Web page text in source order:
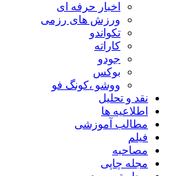
اخبار حرفه ای
ورزش های رزمی
تکواندو
کاراته
جودو
بوکس
ووشو ،کونگ فو
نقد و تحلیل
اطلاعیه ها
مطالب آموزشی
فیلم
مصاحبه
مجله چاپی